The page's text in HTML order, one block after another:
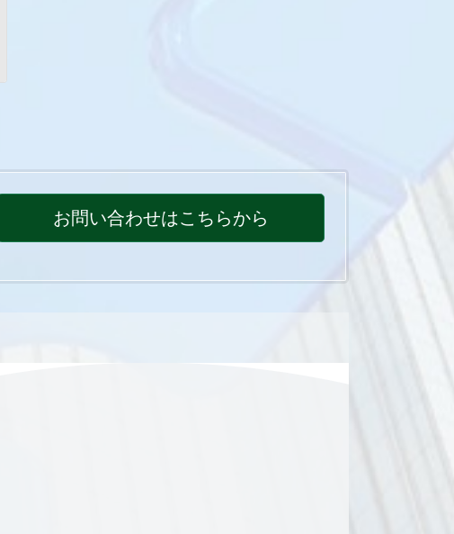
お問い合わせはこちらから